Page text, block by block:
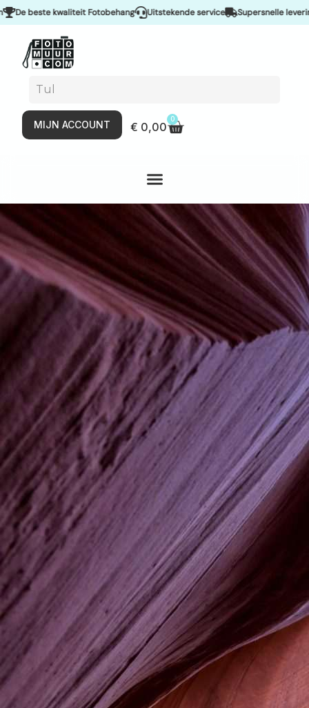
Fotobehang Uitstekende service Supersnelle levering &
MIJN ACCOUNT € 0,00
0